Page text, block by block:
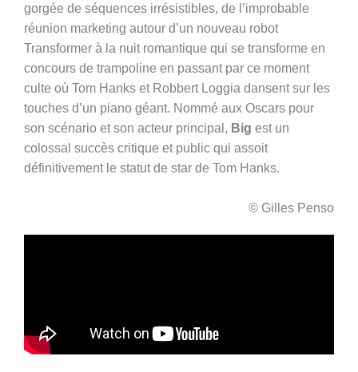
gorgée de séquences irrésistibles, de l’improbable
réunion marketing autour d’un nouveau robot
Transformer à la nuit romantique qui se transforme en
concours de trampoline en passant par ce moment
culte où Tom Hanks et Robbert Loggia dansent sur les
touches d’un piano géant. Nommé aux Oscars pour
son scénario et son acteur principal, Big est un
colossal succès critique et public qui assoit
définitivement le statut de star de Tom Hanks.
© Gilles Penso